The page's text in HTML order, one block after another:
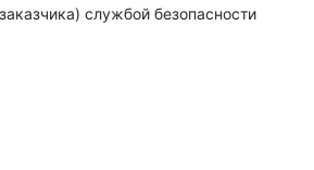
службой безопасности